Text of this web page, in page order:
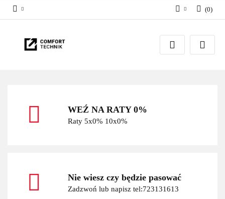
Zaloguj się
Zarejestruj się
(0)
WEŹ NA RATY 0%
Raty 5x0% 10x0%
Nie wiesz czy będzie pasować
Zadzwoń lub napisz tel:723131613